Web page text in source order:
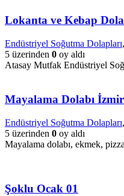
Lokanta ve Kebap
Endüstriyel Soğutma Dolapları,
5 üzerinden 0 oy aldı
Atasay Mutfak Endüstriyel
Mayalama Dolabı
Endüstriyel Soğutma Dolapları,
5 üzerinden 0 oy aldı
Mayalama dolabı, ekmek,
Şoklu Ocak 01